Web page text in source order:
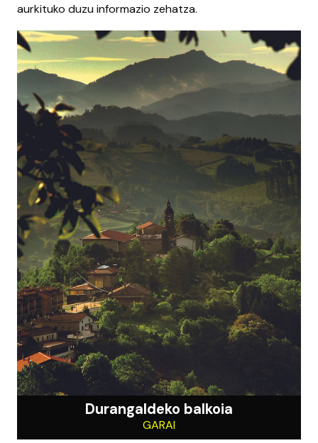
aurkituko duzu informazio zehatza.
Durangaldeko balkoia
GARAI